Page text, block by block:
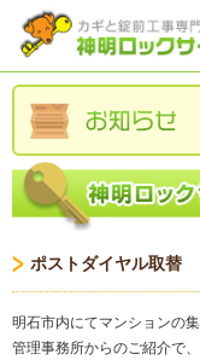
ポストダイヤル取替
明石市内にてマンションの
管理事務所からのご紹介で